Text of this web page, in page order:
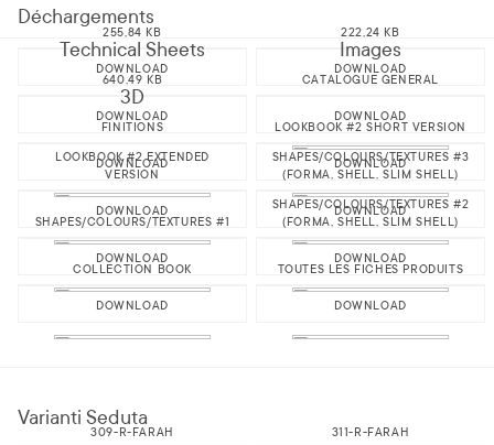
Déchargements
Technical Sheets
255,84 KB
DOWNLOAD
Images
222,24 KB
DOWNLOAD
3D
640,49 KB
DOWNLOAD
CATALOGUE GENERAL
DOWNLOAD
FINITIONS
DOWNLOAD
LOOKBOOK #2 SHORT VERSION
DOWNLOAD
LOOKBOOK #2 EXTENDED
VERSION
DOWNLOAD
SHAPES/COLOURS/TEXTURES #3
(FORMA, SHELL, SLIM SHELL)
DOWNLOAD
SHAPES/COLOURS/TEXTURES #1
DOWNLOAD
SHAPES/COLOURS/TEXTURES #2
(FORMA, SHELL, SLIM SHELL)
DOWNLOAD
COLLECTION BOOK
DOWNLOAD
TOUTES LES FICHES PRODUITS
DOWNLOAD
Varianti Seduta
309-R-FARAH 311-R-FARAH